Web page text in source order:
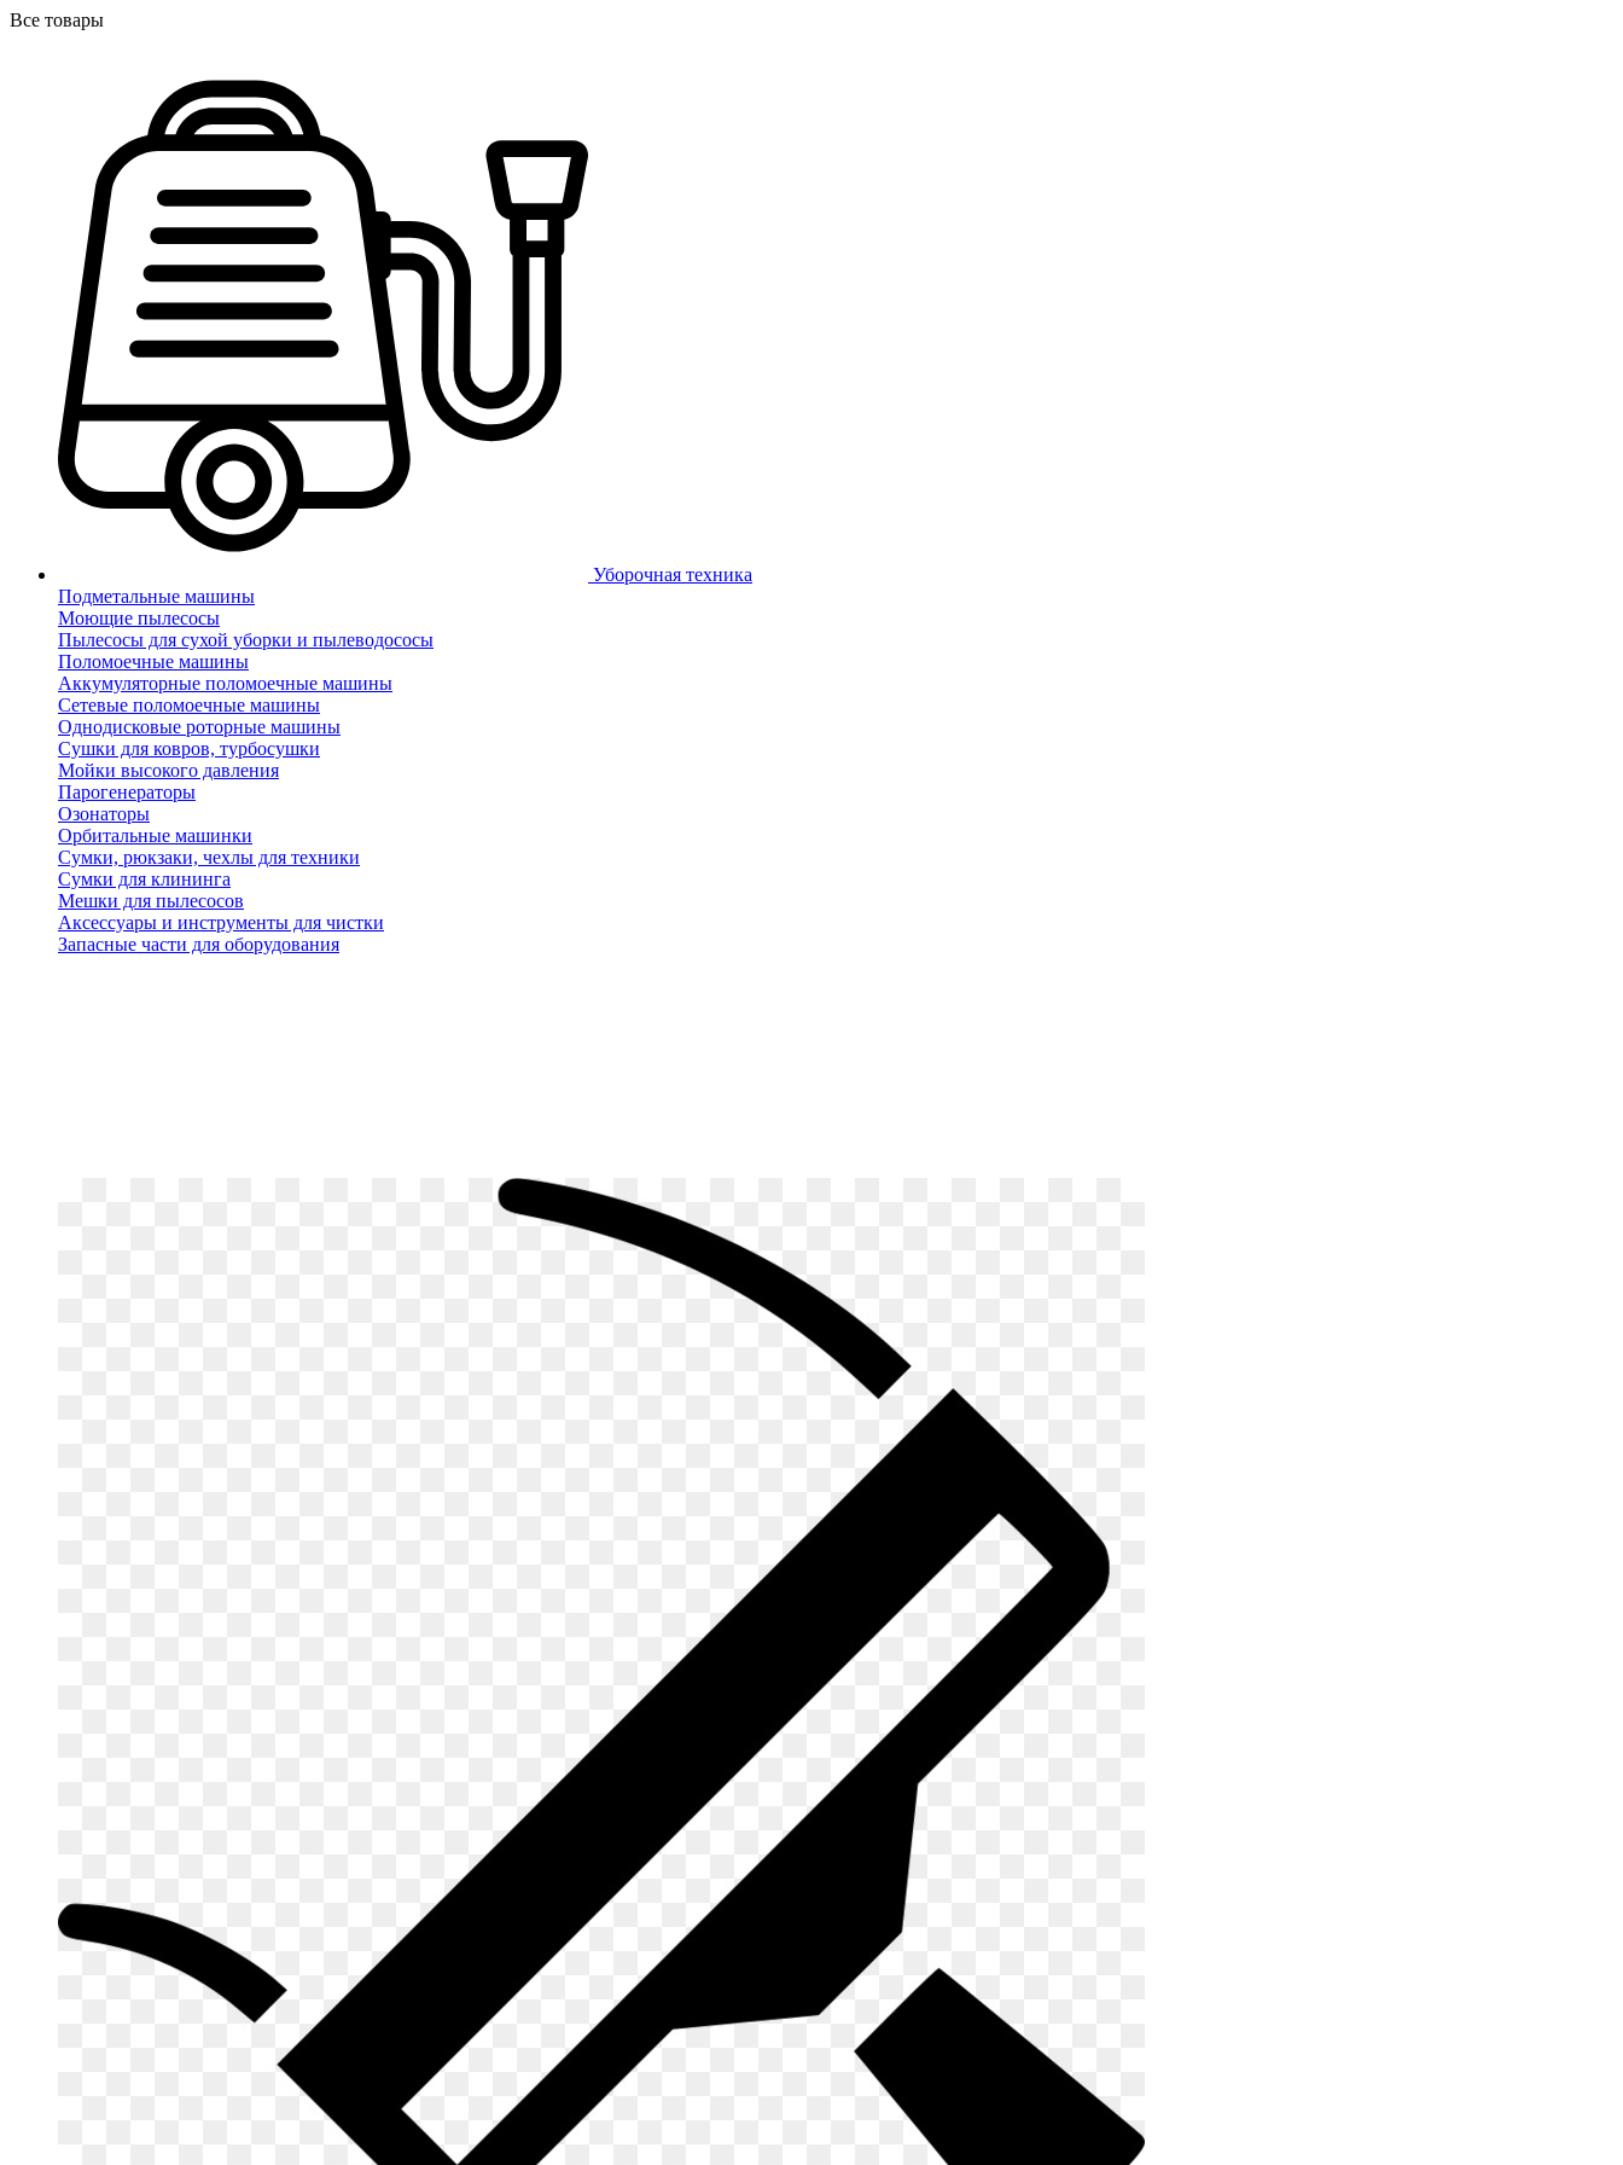
Все товары
Уборочная техника
Подметальные машины
Моющие пылесосы
Пылесосы для сухой уборки и пылеводососы
Поломоечные машины
Аккумуляторные поломоечные машины
Сетевые поломоечные машины
Однодисковые роторные машины
Сушки для ковров, турбосушки
Мойки высокого давления
Парогенераторы
Озонаторы
Орбитальные машинки
Сумки, рюкзаки, чехлы для техники
Сумки для клининга
Мешки для пылесосов
Аксессуары и инструменты для чистки
Запасные части для оборудования